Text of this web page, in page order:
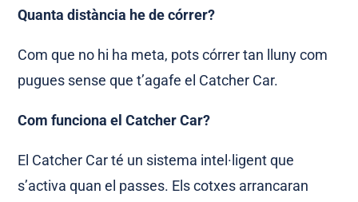
Quanta distància he de córrer?
Com que no hi ha meta, pots córrer tan lluny com
pugues sense que t’agafe el Catcher Car.
Com funciona el Catcher Car?
El Catcher Car té un sistema intel·ligent que
s’activa quan el passes. Els cotxes arrancaran